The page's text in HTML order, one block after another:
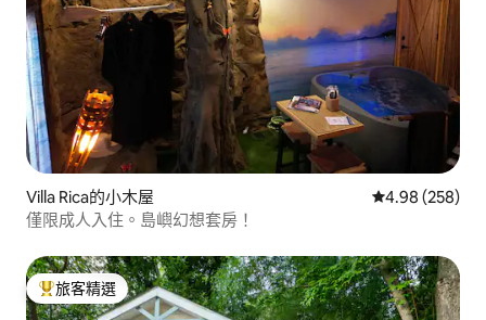
Villa Rica的小木屋 從 258 則評價
4.98 (258)
僅限成人入住。島嶼幻想套房！
旅客精選榜首
旅客精選